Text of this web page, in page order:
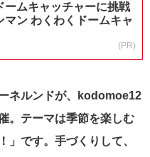
ームキャッチャーに挑戦
マン わくわくドームキャ
(PR)
ネルンドが、kodomoe12
。テーマは季節を楽しむ
」です。手づくりして、